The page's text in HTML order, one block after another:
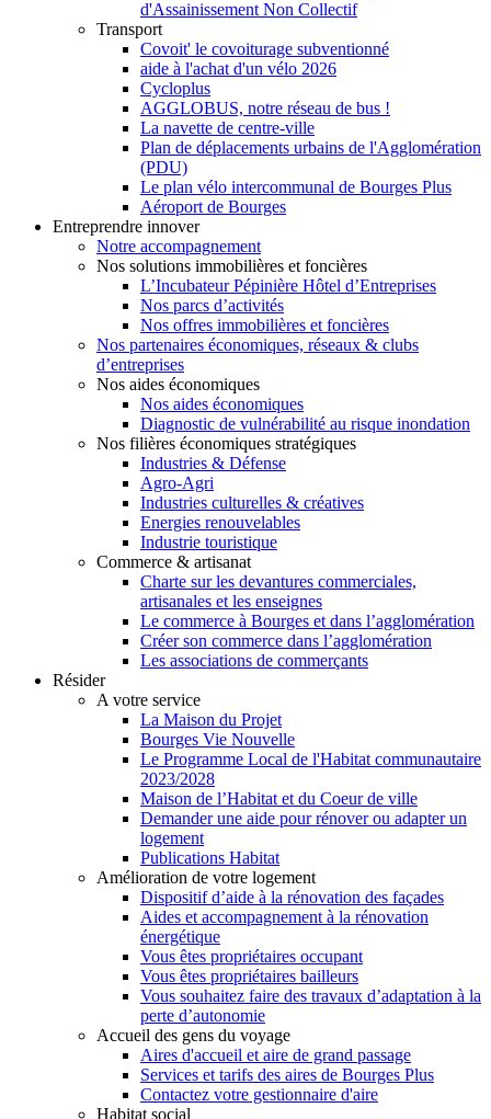
d'Assainissement Non Collectif
Transport
Covoit' le covoiturage subventionné
aide à l'achat d'un vélo 2026
Cycloplus
AGGLOBUS, notre réseau de bus !
La navette de centre-ville
Plan de déplacements urbains de l'Agglomération
(PDU)
Le plan vélo intercommunal de Bourges Plus
Aéroport de Bourges
Entreprendre innover
Notre accompagnement
Nos solutions immobilières et foncières
L’Incubateur Pépinière Hôtel d’Entreprises
Nos parcs d’activités
Nos offres immobilières et foncières
Nos partenaires économiques, réseaux & clubs
d’entreprises
Nos aides économiques
Nos aides économiques
Diagnostic de vulnérabilité au risque inondation
Nos filières économiques stratégiques
Industries & Défense
Agro-Agri
Industries culturelles & créatives
Energies renouvelables
Industrie touristique
Commerce & artisanat
Charte sur les devantures commerciales,
artisanales et les enseignes
Le commerce à Bourges et dans l’agglomération
Créer son commerce dans l’agglomération
Les associations de commerçants
Résider
A votre service
La Maison du Projet
Bourges Vie Nouvelle
Le Programme Local de l'Habitat communautaire
2023/2028
Maison de l’Habitat et du Coeur de ville
Demander une aide pour rénover ou adapter un
logement
Publications Habitat
Amélioration de votre logement
Dispositif d’aide à la rénovation des façades
Aides et accompagnement à la rénovation
énergétique
Vous êtes propriétaires occupant
Vous êtes propriétaires bailleurs
Vous souhaitez faire des travaux d’adaptation à la
perte d’autonomie
Accueil des gens du voyage
Aires d'accueil et aire de grand passage
Services et tarifs des aires de Bourges Plus
Contactez votre gestionnaire d'aire
Habitat social